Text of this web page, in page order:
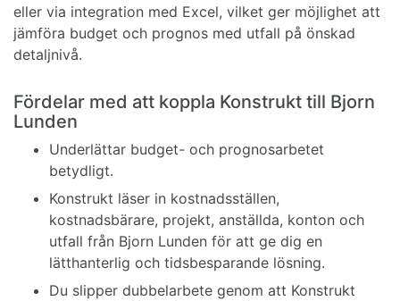
eller via integration med Excel, vilket ger möjlighet att
jämföra budget och prognos med utfall på önskad
detaljnivå.
Fördelar med att koppla Konstrukt till Bjorn
Lunden
Underlättar budget- och prognosarbetet
betydligt.
Konstrukt läser in kostnadsställen,
kostnadsbärare, projekt, anställda, konton och
utfall från Bjorn Lunden för att ge dig en
lätthanterlig och tidsbesparande lösning.
Du slipper dubbelarbete genom att Konstrukt